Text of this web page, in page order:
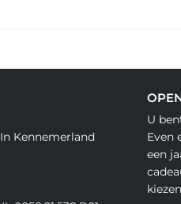
Kennemerland
U
Even
een